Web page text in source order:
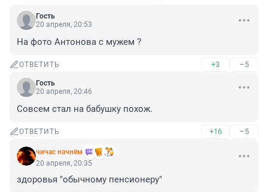
Гость
20 апреля, 20:53
На фото Антонова с мужем ?
ОТВЕТИТЬ +3 –5
Гость
20 апреля, 20:46
Совсем стал на бабушку похож.
ОТВЕТИТЬ +16 –5
чичас начнём
20 апреля, 20:35
здоровья "обычному пенсионеру"